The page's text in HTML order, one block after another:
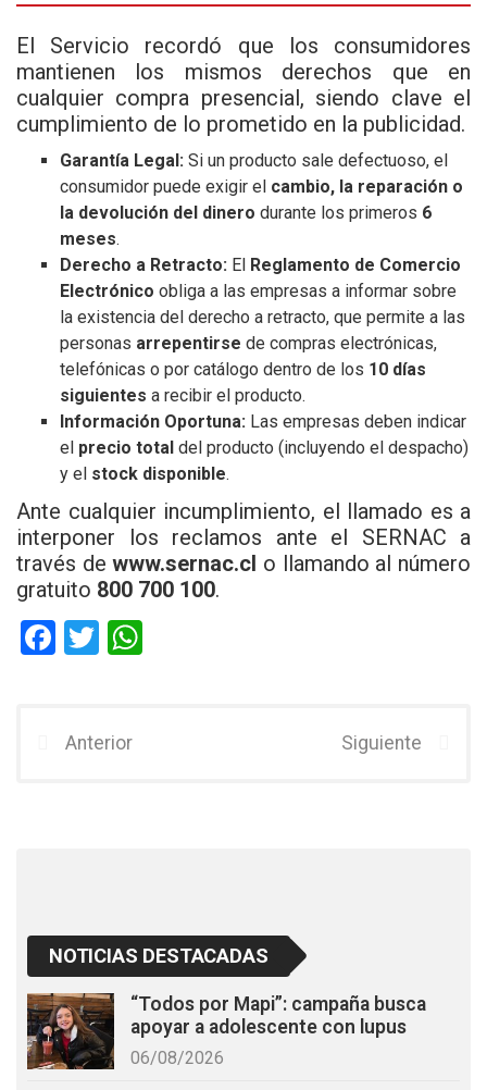
El Servicio recordó que los consumidores
mantienen los mismos derechos que en
cualquier compra presencial, siendo clave el
cumplimiento de lo prometido en la publicidad.
Garantía Legal: Si un producto sale defectuoso, el
consumidor puede exigir el cambio, la reparación o
la devolución del dinero durante los primeros 6
meses.
Derecho a Retracto: El Reglamento de Comercio
Electrónico obliga a las empresas a informar sobre
la existencia del derecho a retracto, que permite a las
personas arrepentirse de compras electrónicas,
telefónicas o por catálogo dentro de los 10 días
siguientes a recibir el producto.
Información Oportuna: Las empresas deben indicar
el precio total del producto (incluyendo el despacho)
y el stock disponible.
Ante cualquier incumplimiento, el llamado es a
interponer los reclamos ante el SERNAC a
través dewww.sernac.cl o llamando al número
gratuito 800 700 100.
F
b
T
er
Anterior Siguiente
NOTICIAS DESTACADAS
“Todos por Mapi”: campaña busca
apoyar a adolescente con lupus
06/08/2026